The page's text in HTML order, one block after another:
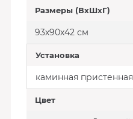
Размеры (ВхШхГ)
93х90х42 см
Установка
каминная пристенная
Цвет